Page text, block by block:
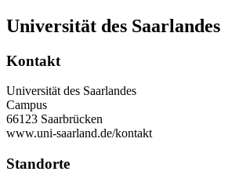
Universität des Saarlandes
Kontakt
Universität des Saarlandes
Campus
66123 Saarbrücken
www.uni-saarland.de/kontakt
Standorte